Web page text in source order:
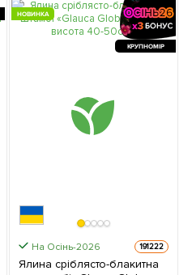
КРУПНОМІР
НОВИНКА
На Осінь-2026 191222
Ялина сріблясто-блакитна